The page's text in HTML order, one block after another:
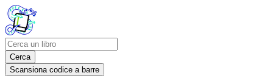
Cerca
Scansiona codice a barre